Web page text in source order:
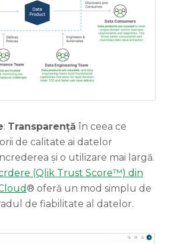
: Transparență în ceea ce
de calitate ai datelor
și o utilizare mai largă.
(Qlik Trust Score™) din
® oferă un mod simplu de
de fiabilitate al datelor.